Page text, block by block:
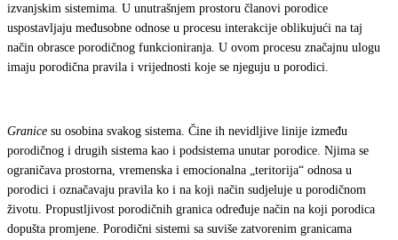
izvanjskim sistemima. U unutrašnjem prostoru članovi porodice
uspostavljaju međusobne odnose u procesu interakcije oblikujući na taj
način obrasce porodičnog funkcioniranja. U ovom procesu značajnu ulogu
imaju porodična pravila i vrijednosti koje se njeguju u porodici.
Granice su osobina svakog sistema. Čine ih nevidljive linije između
porodičnog i drugih sistema kao i podsistema unutar porodice. Njima se
ograničava prostorna, vremenska i emocionalna „teritorija“ odnosa u
porodici i označavaju pravila ko i na koji način sudjeluje u porodičnom
životu. Propustljivost porodičnih granica određuje način na koji porodica
dopušta promjene. Porodični sistemi sa suviše zatvorenim granicama